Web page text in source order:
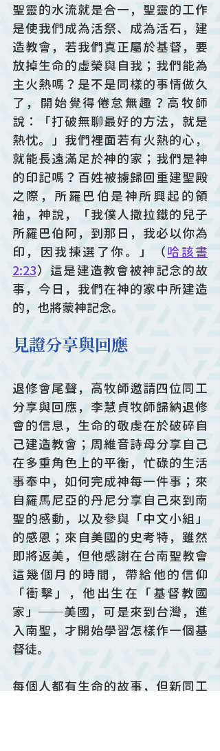
聖靈的水流就是合一，聖靈的工作
是使我們成為活祭、成為活石，建
造教會，若我們真正屬於基督，要
放掉生命的虛榮與自我；我們能為
主火熱嗎？是不是同樣的事情做久
了，開始覺得倦怠無趣？高牧師
說：「打破無聊最好的方法，就是
熱忱。」我們裡面若有火熱的心，
就能長遠滿足於神的家；我們是神
的印記嗎？百姓被擄歸回重建聖殿
之際，所羅巴伯是神所興起的領
袖，神說，「我僕人撒拉鐵的兒子
所羅巴伯阿，到那日，我必以你為
印，因我揀選了你。」（哈該書
2:23）這是建造教會被神記念的故
事，今日，我們在神的家中所建造
的，也將蒙神記念。
見證分享與回應
退修會尾聲，高牧師邀請四位同工
分享與回應，李慧貞牧師歸納退修
會的信息，生命的敬虔在於破碎自
己建造教會；周維音詩母分享自己
在多重角色上的平衡，忙碌的生活
事奉中，如何完成神每一件事；來
自羅馬尼亞的丹尼分享自己來到南
聖的感動，以及參與「中文小組」
的感恩；來自美國的史考特，雖然
即將返美，但他感謝在台南聖教會
這幾個月的時間，帶給他的信仰
「衝擊」，他出生在「基督教國
家」──美國，可是來到台灣，進
入南聖，才開始學習怎樣作一個基
督徒。
每個人都有生命的故事，但新同工